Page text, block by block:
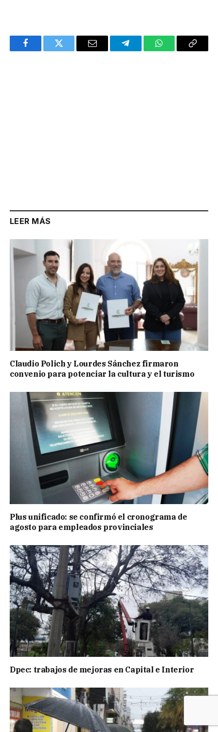
FacebookTwitter Email TelegramWhatsAppCopy
LEER MÁS
Claudio Polich y Lourdes Sánchez firmaron
convenio para potenciar la cultura y el turismo
Plus unificado: se confirmó el cronograma de
agosto para empleados provinciales
Dpec: trabajos de mejoras en Capital e Interior